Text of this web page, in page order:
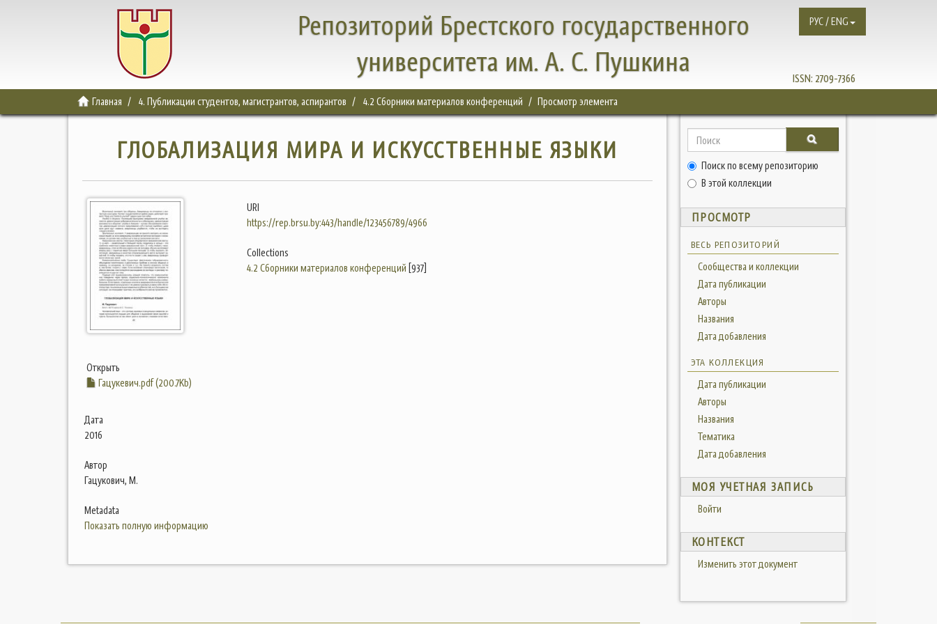
Репозиторий Брестского государственного
университета им. А. С. Пушкина
ISSN: 2709-7366
РУС / ENG
Главная 4. Публикации студентов, магистрантов, аспирантов 4.2 Сборники материалов конференций Просмотр элемента
ГЛОБАЛИЗАЦИЯ МИРА И ИСКУССТВЕННЫЕ ЯЗЫКИ
Открыть
Гацукевич.pdf (200.7Kb)
Дата
2016
Автор
Гацукович, М.
Metadata
Показать полную информацию
URI
https://rep.brsu.by:443/handle/123456789/4966
Collections
4.2 Сборники материалов конференций [937]
Поиск по всему репозиторию
В этой коллекции
ПРОСМОТР
ВЕСЬ РЕПОЗИТОРИЙ
Сообщества и коллекции
Дата публикации
Авторы
Названия
Дата добавления
ЭТА КОЛЛЕКЦИЯ
Дата публикации
Авторы
Названия
Тематика
Дата добавления
МОЯ УЧЕТНАЯ ЗАПИСЬ
Войти
КОНТЕКСТ
Изменить этот документ